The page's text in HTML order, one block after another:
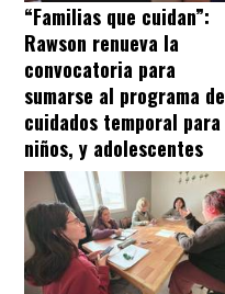
“Familias que cuidan”:
Rawson renueva la
convocatoria para
sumarse al programa de
cuidados temporal para
niños, y adolescentes